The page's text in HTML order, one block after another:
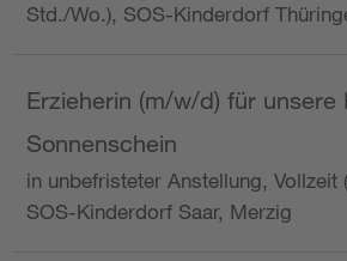
Std./Wo.), SOS-Kinderdorf
Erzieherin (m/w/d) für unsere
Sonnenschein
in unbefristeter Anstellung, Vollzeit
SOS-Kinderdorf Saar, Merzig